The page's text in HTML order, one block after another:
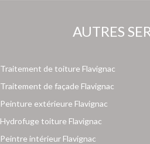
AUTRES
Traitement de toiture Flavignac
Traitement de façade Flavignac
Peinture extérieure Flavignac
Hydrofuge toiture Flavignac
Peintre intérieur Flavignac